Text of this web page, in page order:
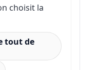
choisit la
tout de